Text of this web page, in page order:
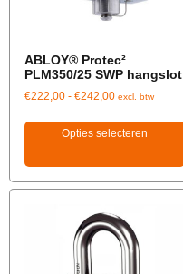
ABLOY® Protec²
PLM350/25 SWP hangslot
€222,00 - €242,00 excl. btw
Opties selecteren